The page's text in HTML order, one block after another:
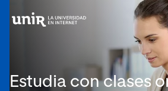
Estudia con clases